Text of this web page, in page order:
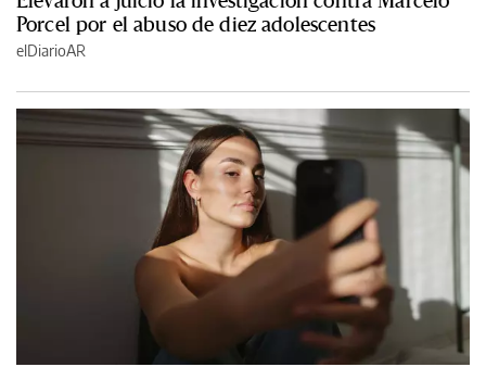
Porcel por el abuso de diez adolescentes
elDiarioAR